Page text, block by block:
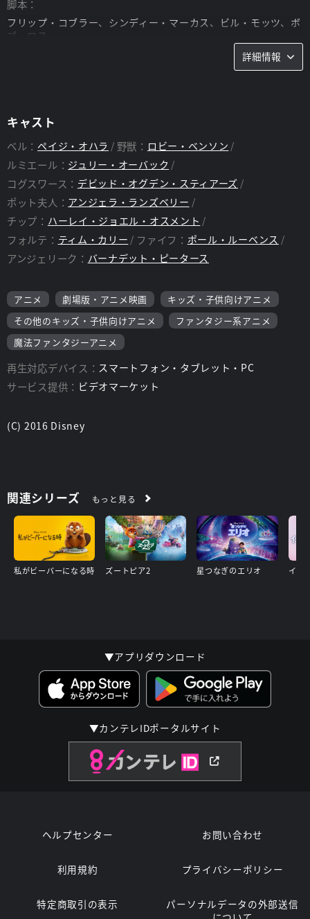
脚本：
フリップ・コブラー、シンディー・マーカス、ビル・モッツ、ボ
ブ・ロス
詳細情報
キャスト
ベル： ペイジ・オハラ 野獣： ロビー・ベンソン
ルミエール： ジュリー・オーバック
コグスワース： デビッド・オグデン・スティアーズ
ポット夫人： アンジェラ・ランズベリー
チップ： ハーレイ・ジョエル・オスメント
フォルテ： ティム・カリー ファイフ： ポール・ルーベンス
アンジェリーク： バーナデット・ピータース
アニメ 劇場版・アニメ映画
キッズ・子供向けアニメ
その他のキッズ・子供向けアニメ
ファンタジー系アニメ
魔法ファンタジーアニメ
再生対応デバイス： スマートフォン・タブレット・PC
サービス提供： ビデオマーケット
(C) 2016 Disney
関連シリーズ もっと見る
私がビーバーになる時 ズートピア2 星つなぎのエリオ イン
▼アプリダウンロード
▼カンテレIDポータルサイト
ヘルプセンター お問い合わせ
利用規約 プライバシーポリシー
特定商取引の表示
パーソナルデータの外部送信